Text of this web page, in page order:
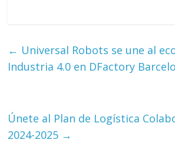
← Universal Robots se une al
Industria 4.0 en DFactory
Únete al Plan de Logística
2024-2025 →